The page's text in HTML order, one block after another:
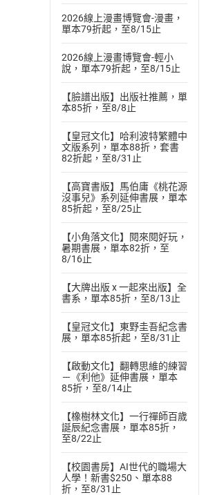
2026線上漫畫博覽會-漫畫，
單本79折起，至8/15止
2026線上漫畫博覽會-輕小
說，單本79折起，至8/15止
【臉譜出版】出版社推薦，單
本85折，至8/8止
【皇冠文化】哈利波特繁體中
文版系列，單本88折，套書
82折起，至8/31止
【高寶書版】馬伯庸《桃花源
沒事兒》系列延伸書展，單本
85折起，至8/25止
【小角落文化】閱來閱好玩，
暑期書展，單本82折，至
8/16止
【大牌出版 x 一起來出版】全
書系，單本85折，至8/13止
【皇冠文化】東野圭吾紀念書
展，單本85折起，至8/31止
【啟動文化】翻轉思維的練習
－《利他》延伸書展，單本
85折，至8/14止
【橡樹林文化】一行禪師百歲
誕辰紀念書展，單本85折，
至8/22止
【校園書房】AI世代的職場大
人學！新書$250、單本88
折，至8/31止